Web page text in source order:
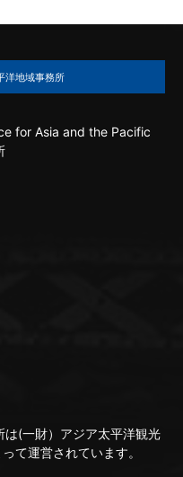
洋地域事務所
for Asia and the Pacific
(一財）アジア太平洋観光
て運営されています。